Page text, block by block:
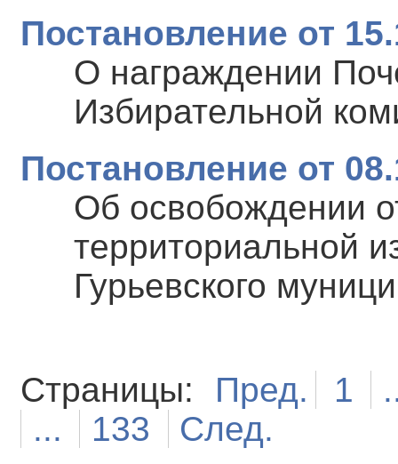
Постановление от
О награждении
Избирательной
Постановление от
Об освобождении
территориальной
Гурьевского
Страницы: Пред. 1
...
133 След.